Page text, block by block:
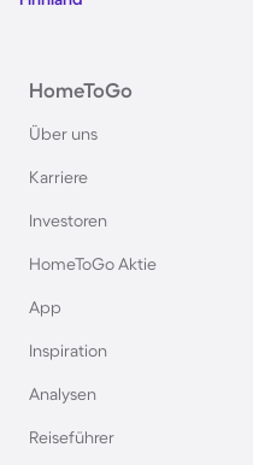
Hütten in
Hütten in Norwegen
Hütten in Bayern
Hütten in der Schweiz
HomeToGo
Über uns
Karriere
Investoren
HomeToGo Aktie
App
Inspiration
Analysen
Reiseführer